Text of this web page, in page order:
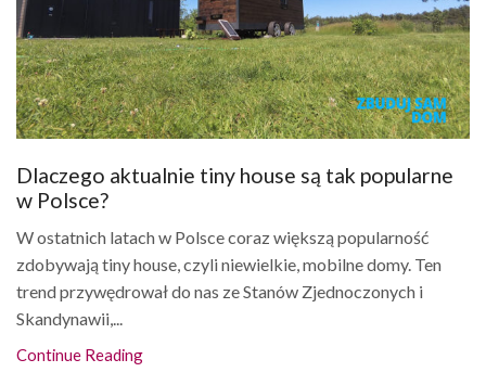
Dlaczego aktualnie tiny house są tak popularne
w Polsce?
W ostatnich latach w Polsce coraz większą popularność
zdobywają tiny house, czyli niewielkie, mobilne domy. Ten
trend przywędrował do nas ze Stanów Zjednoczonych i
Skandynawii,...
Continue Reading